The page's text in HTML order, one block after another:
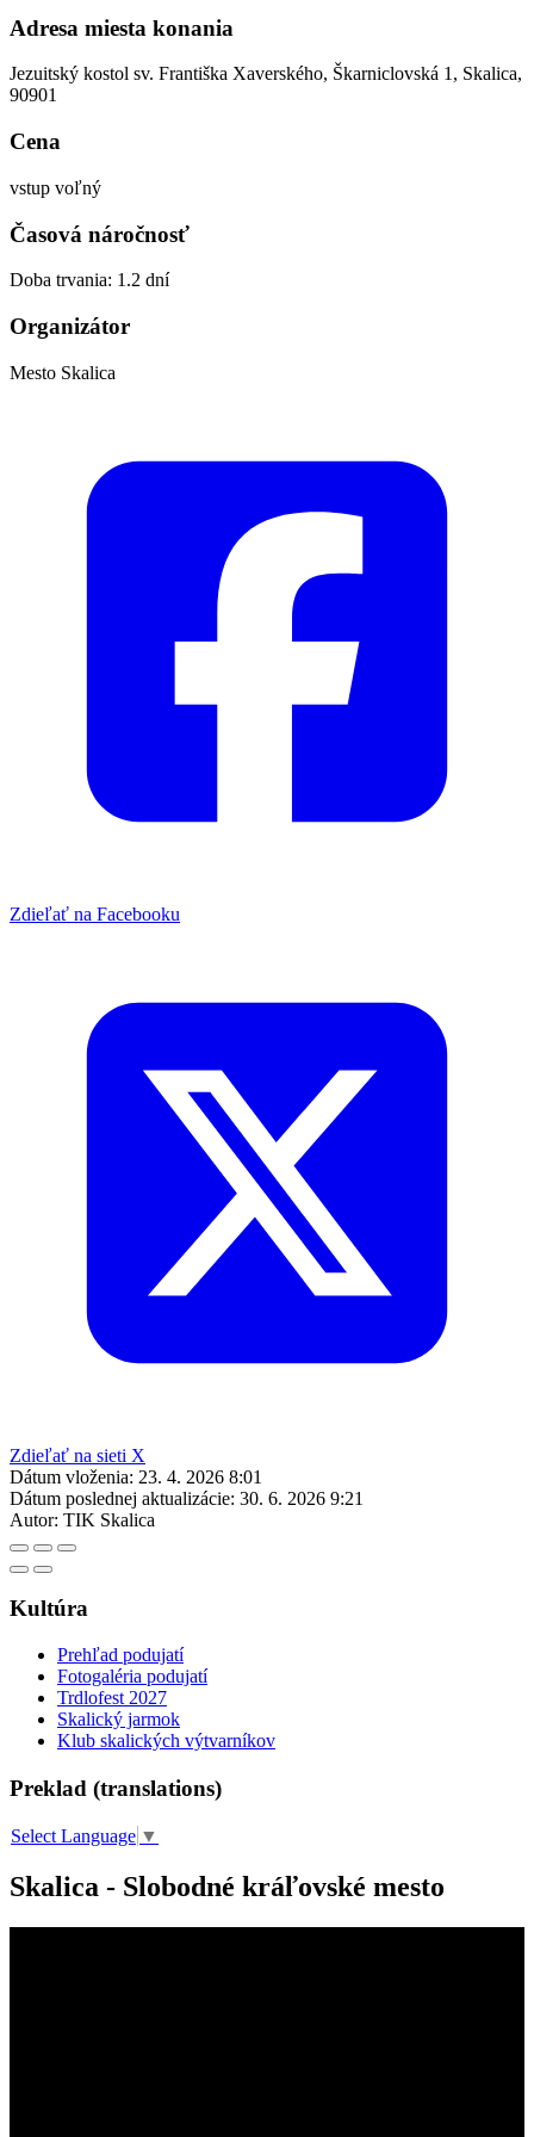
Adresa miesta konania
Jezuitský kostol sv. Františka Xaverského, Škarniclovská 1, Skalica,
90901
Cena
vstup voľný
Časová náročnosť
Doba trvania: 1.2 dní
Organizátor
Mesto Skalica
Zdieľať na Facebooku
Zdieľať na sieti X
Dátum vloženia: 23. 4. 2026 8:01
Dátum poslednej aktualizácie: 30. 6. 2026 9:21
Autor: TIK Skalica
Kultúra
Prehľad podujatí
Fotogaléria podujatí
Trdlofest 2027
Skalický jarmok
Klub skalických výtvarníkov
Preklad (translations)
Select Language ▼
Skalica - Slobodné kráľovské mesto